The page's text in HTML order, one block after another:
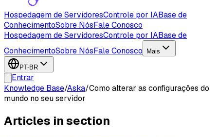
Hospedagem de ServidoresControle por IABase de
ConhecimentoSobre NósFale Conosco
Hospedagem de ServidoresControle por IABase de
ConhecimentoSobre NósFale Conosco Mais
PT-BR
Entrar
Knowledge Base/Aska/Como alterar as configurações do
mundo no seu servidor
Articles in section